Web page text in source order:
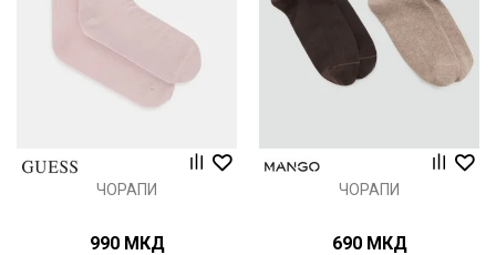
ЧОРАПИ
990 МКД
ЧОРАПИ
690 МКД